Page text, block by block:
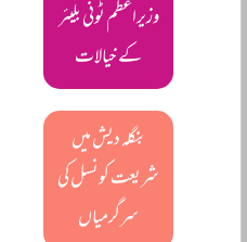
وزیراعظم ٹونی بلیئر
کے خیالات
بنگلہ دیش میں
شریعت کونسل کی
سرگرمیاں